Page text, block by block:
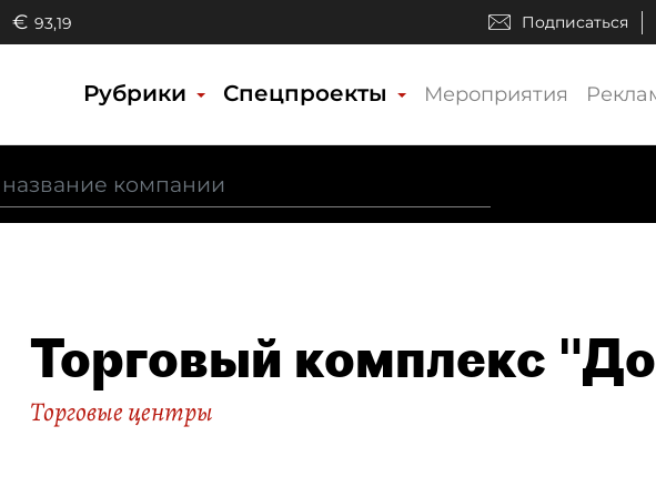
€ 93,19 Подписаться
Рубрики Спецпроекты Мероприятия
Торговый комплекс
Торговые центры